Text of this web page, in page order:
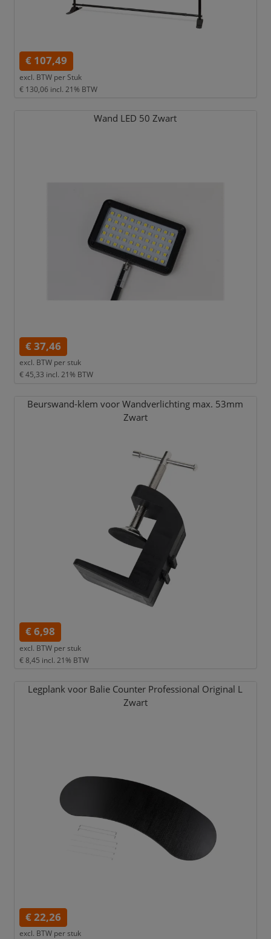
€ 107,49
excl. BTW per Stuk
€ 130,06 incl. 21% BTW
Wand LED 50 Zwart
€ 37,46
excl. BTW perstuk
€ 45,33 incl. 21% BTW
Beurswand-klem voor Wandverlichting max. 53mm
Zwart
€ 6,98
excl. BTW perstuk
€ 8,45 incl. 21% BTW
Legplank voor Balie Counter Professional Original L
Zwart
€ 22,26
excl. BTW perstuk